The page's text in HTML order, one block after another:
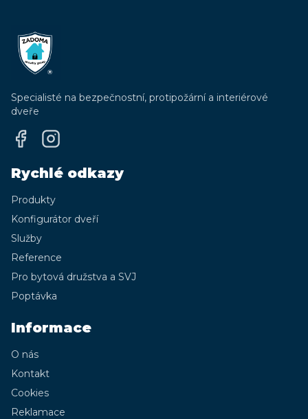
Specialisté na bezpečnostní, protipožární a interiérové
dveře
Rychlé odkazy
Produkty
Konfigurátor dveří
Služby
Reference
Pro bytová družstva a SVJ
Poptávka
Informace
O nás
Kontakt
Cookies
Reklamace